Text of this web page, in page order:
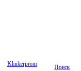
Поиск
Klinkerprom